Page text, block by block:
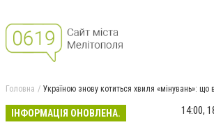
Головна Україною знову котиться хвиля «мінувань»:
ІНФОРМАЦІЯ ОНОВЛЕНА. 14:00,